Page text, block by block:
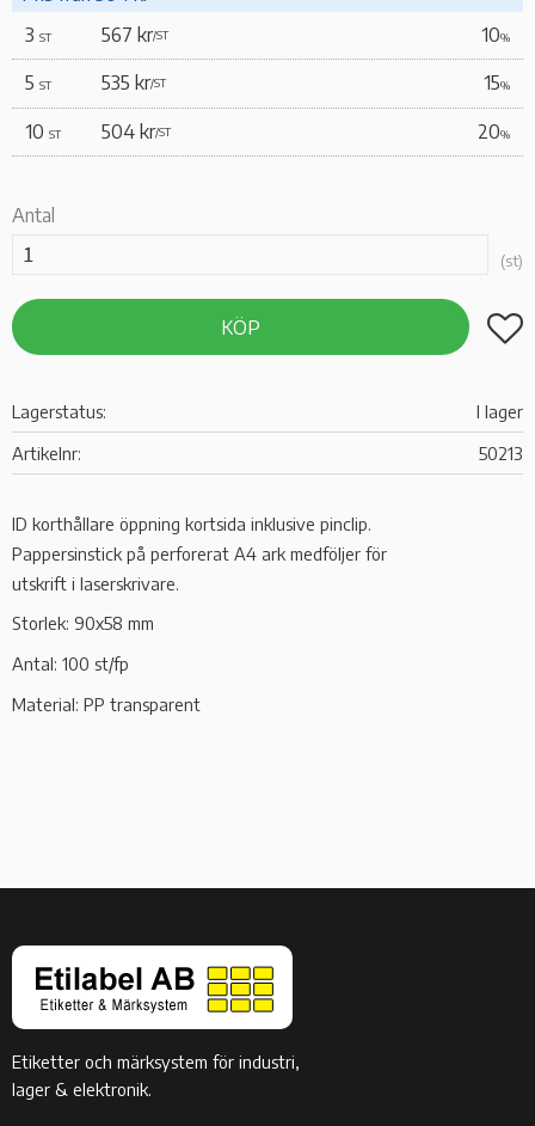
3 ST 567 kr/ST 10%
5 ST 535 kr/ST 15%
10 ST 504 kr/ST 20%
Antal
st
KÖP Lägg
Lagerstatus
I lager
Artikelnr
50213
ID korthållare öppning kortsida inklusive pinclip.
Pappersinstick på perforerat A4 ark medföljer för
utskrift i laserskrivare.
Storlek: 90x58 mm
Antal: 100 st/fp
Material: PP transparent
Etiketter och märksystem för industri,
lager & elektronik.